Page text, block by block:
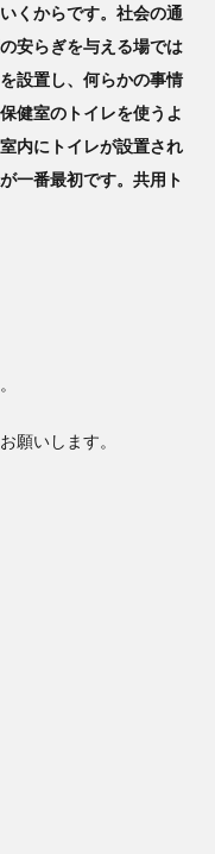
くからです。社会の通
安らぎを与える場では
設置し、何らかの事情
健室のトイレを使うよ
内にトイレが設置され
一番最初です。共用ト
願いします。